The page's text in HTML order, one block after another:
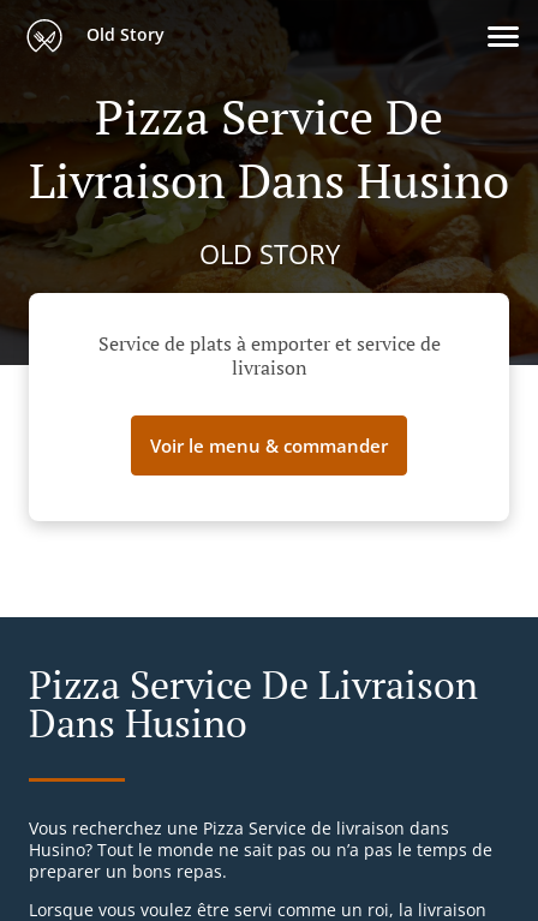
Old Story
Pizza Service De
Livraison Dans Husino
OLD STORY
Service de plats à emporter et service de
livraison
Voir le menu & commander
Pizza Service De Livraison
Dans Husino
Vous recherchez une Pizza Service de livraison dans
Husino? Tout le monde ne sait pas ou n’a pas le temps de
preparer un bons repas.
Lorsque vous voulez être servi comme un roi, la livraison